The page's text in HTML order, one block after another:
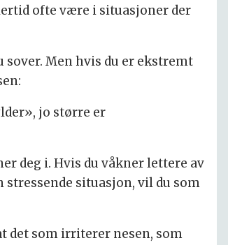
ofte være i situasjoner der
Men hvis du er ekstremt
jo større er
deg i. Hvis du våkner lettere av
situasjon, vil du som
det som irriterer nesen, som